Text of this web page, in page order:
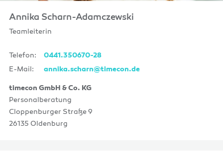
Annika Scharn-Adamczewski
Teamleiterin
Telefon: 0441.350670-28
E-Mail: annika.scharn@timecon.de
timecon GmbH & Co. KG
Personalberatung
Cloppenburger Straße 9
26135 Oldenburg